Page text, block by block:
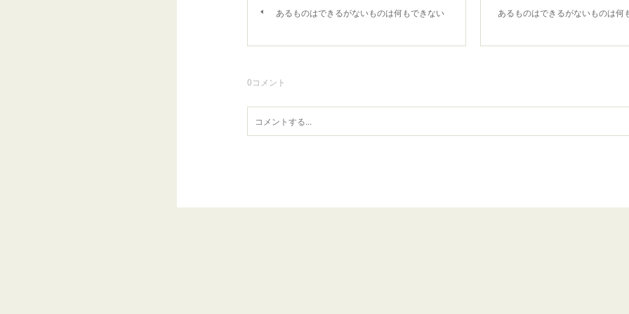
あるものはできるがないものは何もできない あるものはできるがないものは何
0コメント